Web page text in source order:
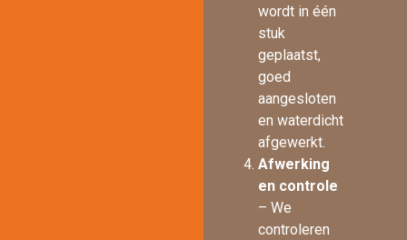
wordt in één
stuk
geplaatst,
goed
aangesloten
en waterdicht
afgewerkt.
Afwerking
en controle
– We
controleren